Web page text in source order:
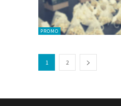
PROMO
1 2